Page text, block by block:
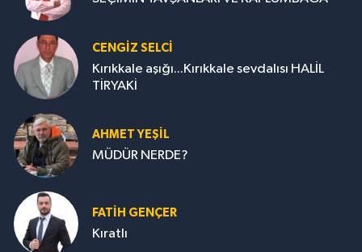
CENGİZ SELCİ
Kırıkkale aşığı...Kırıkkale sevdalısı HALİL
TİRYAKİ
AHMET YEŞİL
MÜDÜR NERDE?
FATIH GENÇER
Kıratlı